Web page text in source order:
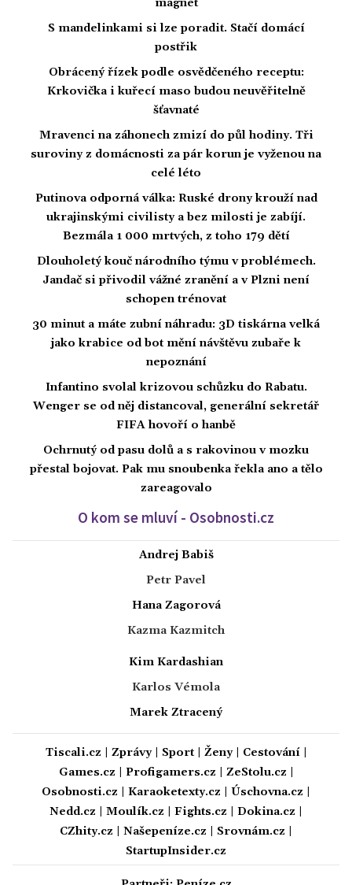
magnet
S mandelinkami si lze poradit. Stačí domácí
postřik
Obrácený řízek podle osvědčeného receptu:
Krkovička i kuřecí maso budou neuvěřitelně
šťavnaté
Mravenci na záhonech zmizí do půl hodiny. Tři
suroviny z domácnosti za pár korun je vyženou na
celé léto
Putinova odporná válka: Ruské drony krouží nad
ukrajinskými civilisty a bez milosti je zabíjí.
Bezmála 1 000 mrtvých, z toho 179 dětí
Dlouholetý kouč národního týmu v problémech.
Jandač si přivodil vážné zranění a v Plzni není
schopen trénovat
30 minut a máte zubní náhradu: 3D tiskárna velká
jako krabice od bot mění návštěvu zubaře k
nepoznání
Infantino svolal krizovou schůzku do Rabatu.
Wenger se od něj distancoval, generální sekretář
FIFA hovoří o hanbě
Ochrnutý od pasu dolů a s rakovinou v mozku
přestal bojovat. Pak mu snoubenka řekla ano a tělo
zareagovalo
O kom se mluví - Osobnosti.cz
Andrej Babiš
Petr Pavel
Hana Zagorová
Kazma Kazmitch
Kim Kardashian
Karlos Vémola
Marek Ztracený
Tiscali.cz Zprávy| Sport| Ženy| Cestování|
Games.cz
Profigamers.cz ZeStolu.cz
Osobnosti.cz
Karaoketexty.cz Úschovna.cz
Nedd.cz
Moulík.cz Fights.cz Dokina.cz
CZhity.cz
Našepeníze.cz Srovnám.cz
StartupInsider.cz